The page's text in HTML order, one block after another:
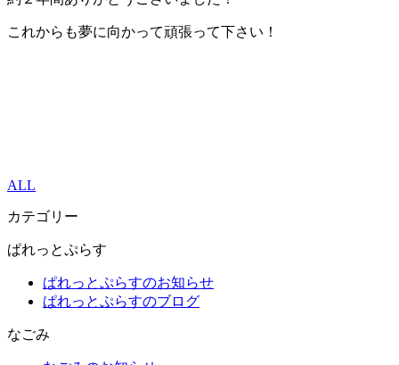
これからも夢に向かって頑張って下さい！
ALL
カテゴリー
ぱれっとぷらす
ぱれっとぷらすのお知らせ
ぱれっとぷらすのブログ
なごみ